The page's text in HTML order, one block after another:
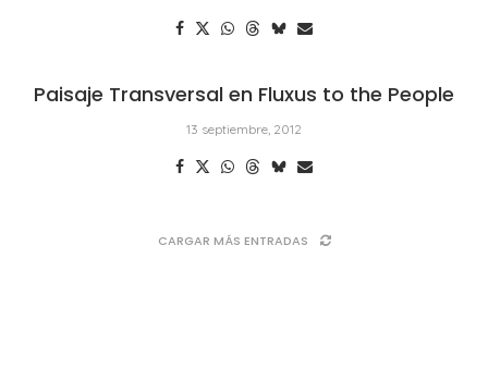
Paisaje Transversal en Fluxus to the People
13 septiembre, 2012
CARGAR MÁS ENTRADAS